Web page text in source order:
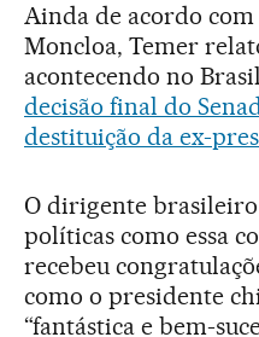
Ainda de acordo
Moncloa, Temer
acontecendo no
decisão final do
destituição da ex-
O dirigente
políticas como essa
recebeu
como o presidente
“fantástica e bem-